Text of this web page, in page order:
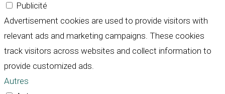
Publicité
Advertisement cookies are used to provide visitors with
relevant ads and marketing campaigns. These cookies
track visitors across websites and collect information to
provide customized ads.
Autres